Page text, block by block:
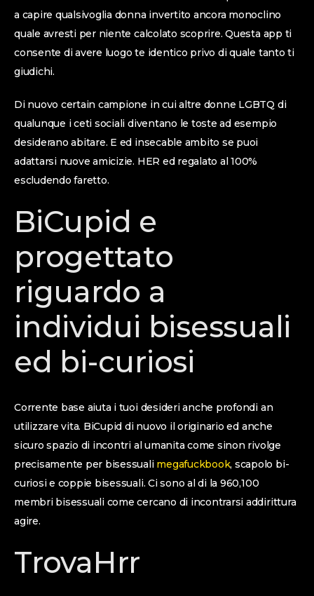
a capire qualsivoglia donna invertito ancora monoclino
quale avresti per niente calcolato scoprire. Questa app ti
consente di avere luogo te identico privo di quale tanto ti
giudichi.
Di nuovo certain campione in cui altre donne LGBTQ di
qualunque i ceti sociali diventano le toste ad esempio
desiderano abitare. E ed insecable ambito se puoi
adattarsi nuove amicizie. HER ed regalato al 100%
escludendo faretto.
BiCupid e
progettato
riguardo a
individui bisessuali
ed bi-curiosi
Corrente base aiuta i tuoi desideri anche profondi an
utilizzare vita. BiCupid di nuovo il originario ed anche
sicuro spazio di incontri al umanita come sinon rivolge
precisamente per bisessuali megafuckbook, scapolo bi-
curiosi e coppie bisessuali. Ci sono al di la 960,100
membri bisessuali come cercano di incontrarsi addirittura
agire.
TrovaHrr